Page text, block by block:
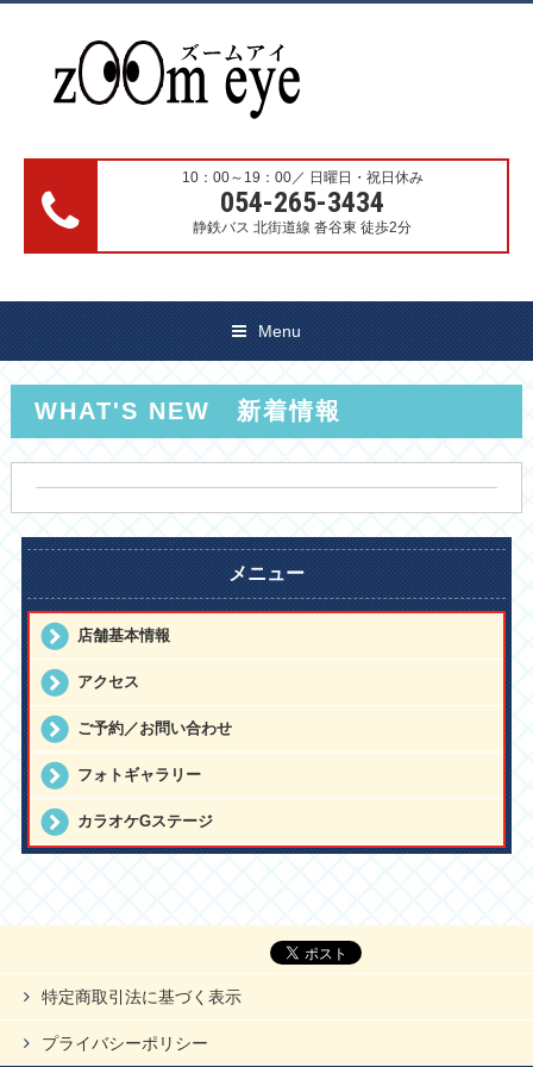
10：00～19：00／ 日曜日・祝日休み
054-265-3434
静鉄バス 北街道線 沓谷東 徒歩2分
Menu
WHAT'S NEW 新着情報
メニュー
店舗基本情報
アクセス
ご予約／お問い合わせ
フォトギャラリー
カラオケGステージ
特定商取引法に基づく表示
プライバシーポリシー